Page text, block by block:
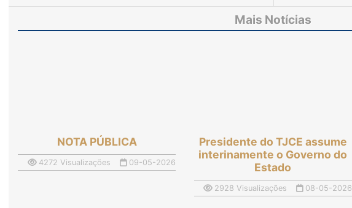
Mais Notícias
NOTA PÚBLICA
4272 Visualizações 09-05-2026
Presidente do TJCE assume
interinamente o Governo do
Estado
2928 Visualizações 08-05-2026